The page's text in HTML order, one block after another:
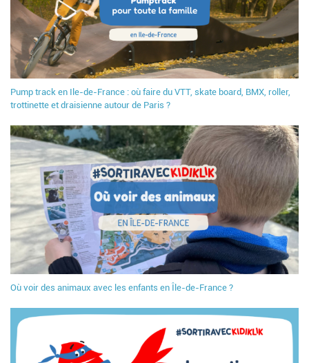
Pump track en Ile-de-France : où faire du VTT, skate board, BMX, roller,
trottinette et draisienne autour de Paris ?
Où voir des animaux avec les enfants en Île-de-France ?